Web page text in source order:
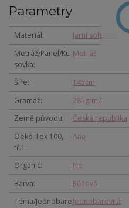
Parametry
Materiál
Jarní softshell
Metráž/Panel/Ku
sovka
Metráž
Šíře
145cm
Gramáž
285g/m2
Země původu
Česká republika
Oeko-Tex 100,
tř.1
Ano
Organic
Ne
Barva
Růžová
Téma/JednobareJednobarevná